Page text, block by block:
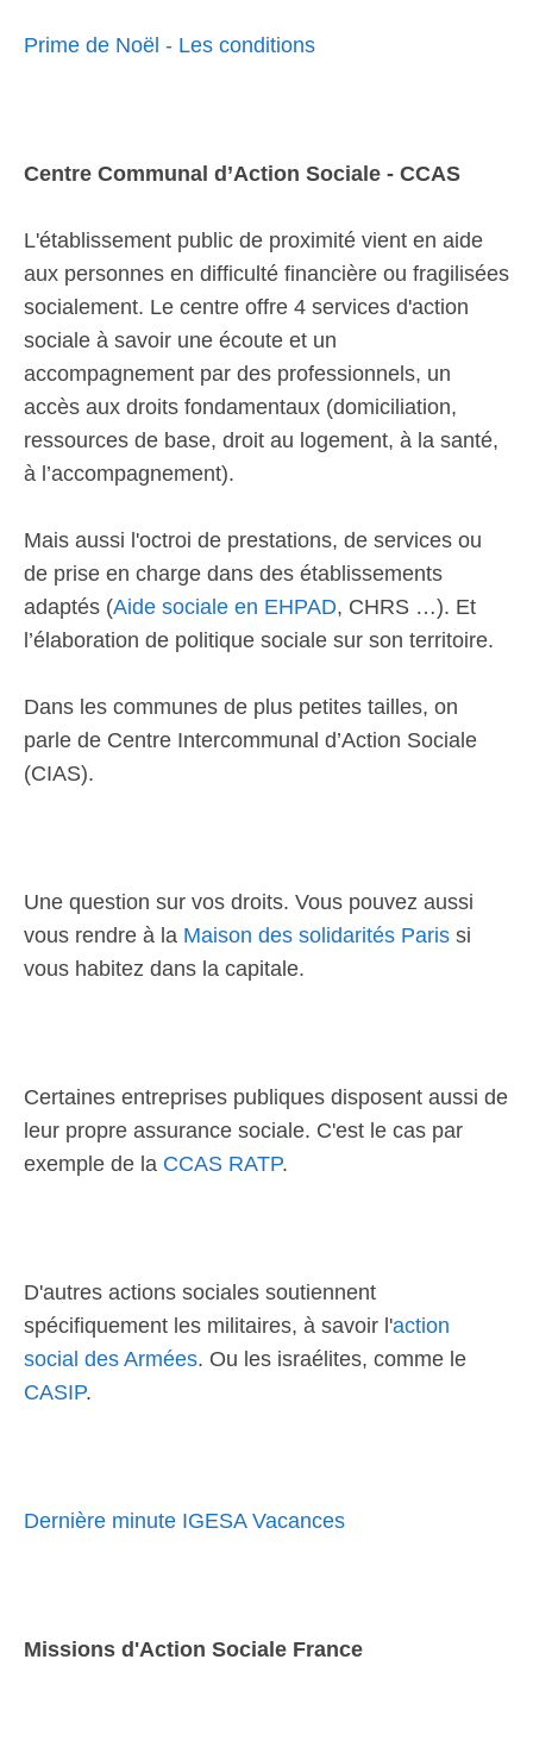
Prime de Noël - Les conditions
Centre Communal d’Action Sociale - CCAS
L'établissement public de proximité vient en aide
aux personnes en difficulté financière ou fragilisées
socialement. Le centre offre 4 services d'action
sociale à savoir une écoute et un
accompagnement par des professionnels, un
accès aux droits fondamentaux (domiciliation,
ressources de base, droit au logement, à la santé,
à l’accompagnement).
Mais aussi l'octroi de prestations, de services ou
de prise en charge dans des établissements
adaptés (Aide sociale en EHPAD, CHRS …). Et
l’élaboration de politique sociale sur son territoire.
Dans les communes de plus petites tailles, on
parle de Centre Intercommunal d’Action Sociale
(CIAS).
Une question sur vos droits. Vous pouvez aussi
vous rendre à la Maison des solidarités Paris si
vous habitez dans la capitale.
Certaines entreprises publiques disposent aussi de
leur propre assurance sociale. C'est le cas par
exemple de la CCAS RATP.
D'autres actions sociales soutiennent
spécifiquement les militaires, à savoir l'action
social des Armées. Ou les israélites, comme le
CASIP.
Dernière minute IGESA Vacances
Missions d'Action Sociale France